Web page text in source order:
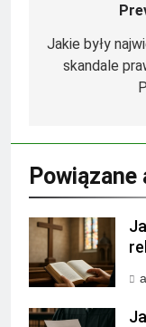
wpisu
Jakie były
skandale
Powiązane